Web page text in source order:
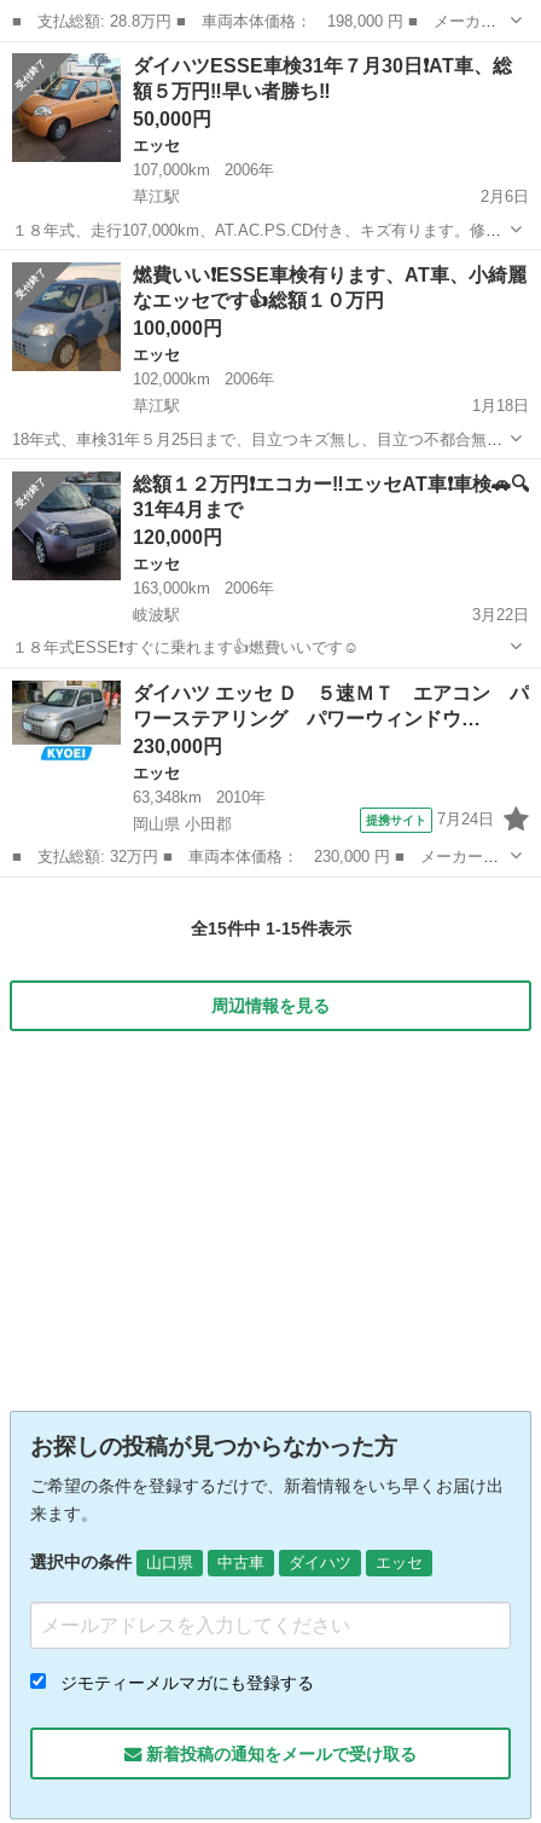
■ 支払総額: 28.8万円 ■ 車両本体価格： 198,000 円 ■ メーカー
名： ダイハツ ■ 車種名： エッセ ■ グレード名： Ｄセレクシ
ョン 社外ナビ・ＴＶ・ＣＤ・ＤＶＤ・Ｂｌｕｅｔｏｏｔｈ・社外１
３インチアル...
広島 安芸郡 エッセ
ダイハツESSE車検31年７月30日❗AT車、総
額５万円‼早い者勝ち‼️
50,000円
エッセ
107,000km
2006年
草江駅
2月6日
１８年式、走行107,000km、AT.AC.PS.CD付き、キズ有ります。修復
歴有ります。汚れています。ドライブシャフトから音がでます。 名義
変更当社依頼の場合は別途5,000円です、県外15,000円、 オートエー
ス担...
山口 宇部市 草江駅 エッセ エース
燃費いい❗ESSE車検有ります、AT車、小綺麗
なエッセです👍総額１０万円
100,000円
エッセ
102,000km
2006年
草江駅
1月18日
18年式、車検31年５月25日まで、目立つキズ無し、目立つ不都合無
し、タイヤＯＫ、ﾀｲﾐﾝｸﾞﾍﾞﾙﾄ交換必要無しのｴﾝｼﾞﾝ❗ 宇部市則貞2ｰ5ｰ
48 オートエース担当井上 09031753781 メールーのやり取り...
山口 宇部市 草江駅 エッセ
総額１２万円❗エコカー‼エッセAT車❗車検🚗🔍
31年4月まで
120,000円
エッセ
163,000km
2006年
岐波駅
3月22日
１８年式ESSE❗すぐに乗れます👍燃費いいです☺
山口 宇部市 岐波駅 エコカー
ダイハツ エッセ Ｄ ５速ＭＴ エアコン パ
ワーステアリング パワーウィンドウ…
230,000円
エッセ
63,348km
2010年
岡山県 小田郡
提携サイト 7月24日
■ 支払総額: 32万円 ■ 車両本体価格： 230,000 円 ■ メーカー
名： ダイハツ ■ 車種名： エッセ ■ グレード名： Ｄ ５速Ｍ
全15件中 1-15件表示
周辺情報を見る
お探しの投稿が見つからなかった方
ご希望の条件を登録するだけで、新着情報をいち早くお届け出
来ます。
選択中の条件 山口県 中古車 ダイハツ エッセ
ジモティーメルマガにも登録する
新着投稿の通知をメールで受け取る